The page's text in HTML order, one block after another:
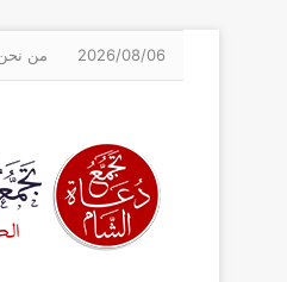
2026/08/06 من